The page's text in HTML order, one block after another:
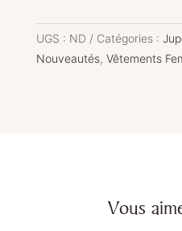
Multico
HOLIDAY
UGS : ND Catégories :
Nouveautés, Vêtements
Vous